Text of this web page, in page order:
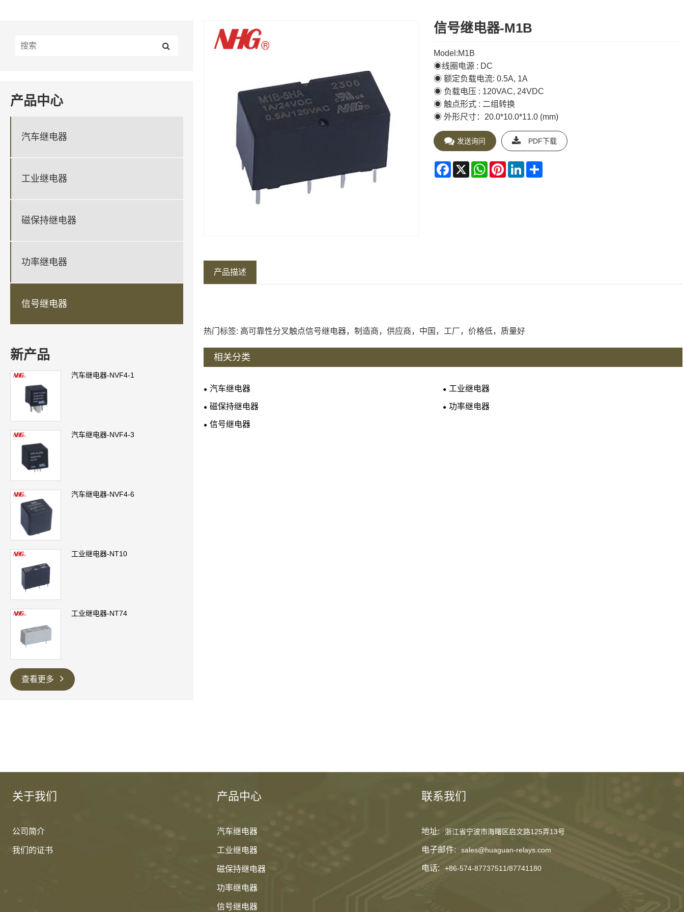
产品中心
汽车继电器
工业继电器
磁保持继电器
功率继电器
信号继电器
新产品
汽车继电器-NVF4-1
汽车继电器-NVF4-3
汽车继电器-NVF4-6
工业继电器-NT10
工业继电器-NT74
查看更多
信号继电器-M1B
Model:M1B
◉线圈电源 : DC
◉ 额定负载电流: 0.5A, 1A
◉ 负载电压 : 120VAC, 24VDC
◉ 触点形式 : 二组转换
◉ 外形尺寸：20.0*10.0*11.0 (mm)
发送询问 PDF下载
Facebook
X WhatsApp
PinterestLinkedInShare
产品描述
热门标签: 高可靠性分叉触点信号继电器，制造商，供应商，中国，工厂，价格低，质量好
相关分类
汽车继电器 工业继电器
磁保持继电器 功率继电器
信号继电器
关于我们
公司简介
我们的证书
产品中心
汽车继电器
工业继电器
磁保持继电器
功率继电器
信号继电器
联系我们
地址: 浙江省宁波市海曙区启文路125弄13号
电子邮件: sales@huaguan-relays.com
电话: +86-574-87737511/87741180